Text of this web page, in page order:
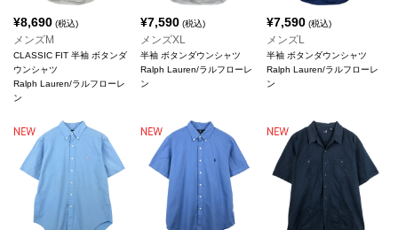
¥8,690 (税込)
メンズM
CLASSIC FIT 半袖 ボタンダ
ウンシャツ
Ralph Lauren/ラルフローレ
ン
¥7,590(税込)
メンズXL
半袖 ボタンダウンシャツ
Ralph Lauren/ラルフローレ
ン
¥7,590 (税込)
メンズL
半袖 ボタンダウンシャツ
Ralph Lauren/ラルフローレ
ン